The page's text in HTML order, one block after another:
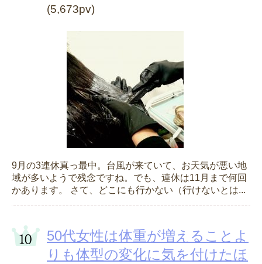
(5,673pv)
9月の3連休真っ最中。台風が来ていて、お天気が悪い地
域が多いようで残念ですね。でも、連休は11月まで何回
かあります。 さて、どこにも行かない（行けないとは...
50代女性は体重が増えることよ
りも体型の変化に気を付けたほ